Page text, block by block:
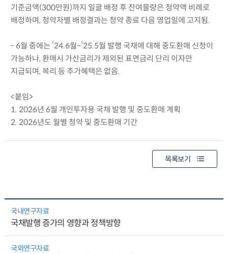
기준금액(300만원)까지 일괄 배정 후 잔여물량은 청약액 비례로
배정하며, 청약자별 배정결과는 청약 종료 다음 영업일에 고지됨.
- 6월 중에는 ’24.6월~’25.5월 발행 국채에 대해 중도환매 신청이
가능하나, 환매시 가산금리가 제외된 표면금리 단리 이자만
지급되며, 복리 등 추가혜택은 없음.
<붙임>
1. 2026년 6월 개인투자용 국채 발행 및 중도환매 계획
2. 2026년도 월별 청약 및 중도환매 기간
목록보기
국내연구자료
국채발행 증가의 영향과 정책방향
국외연구자료